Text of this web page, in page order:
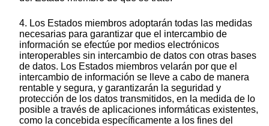
4. Los Estados miembros adoptarán todas las medidas
necesarias para garantizar que el intercambio de
información se efectúe por medios electrónicos
interoperables sin intercambio de datos con otras bases
de datos. Los Estados miembros velarán por que el
intercambio de información se lleve a cabo de manera
rentable y segura, y garantizarán la seguridad y
protección de los datos transmitidos, en la medida de lo
posible a través de aplicaciones informáticas existentes,
como la concebida específicamente a los fines del